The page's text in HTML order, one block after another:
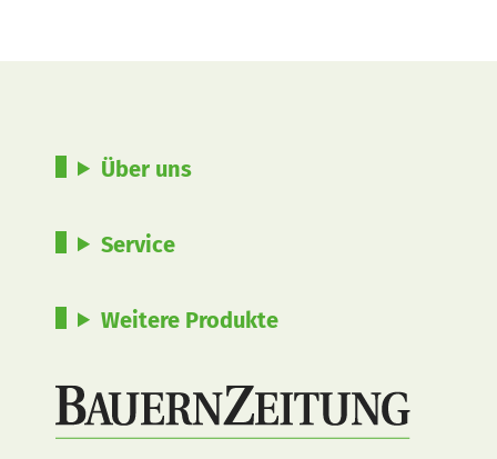
Über uns
Service
Weitere Produkte